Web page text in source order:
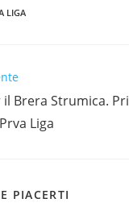
LIGA
Brera Strumica.
Liga
PIACERTI